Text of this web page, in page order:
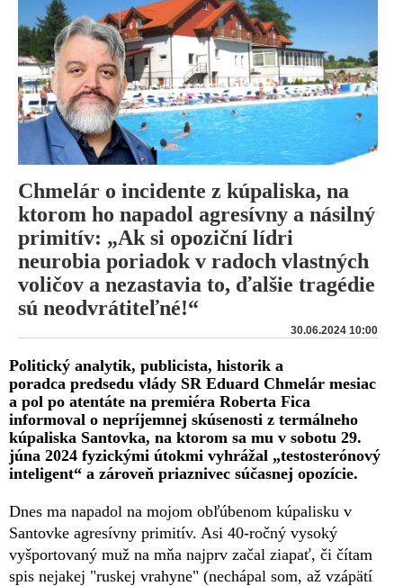
Chmelár o incidente z kúpaliska, na
ktorom ho napadol agresívny a násilný
primitív: „Ak si opoziční lídri
neurobia poriadok v radoch vlastných
voličov a nezastavia to, ďalšie tragédie
sú neodvrátiteľné!“
30.06.2024 10:00
Politický analytik, publicista, historik a
poradca predsedu vlády SR Eduard Chmelár mesiac
a pol po atentáte na premiéra Roberta Fica
informoval o nepríjemnej skúsenosti z termálneho
kúpaliska Santovka, na ktorom sa mu v sobotu 29.
júna 2024 fyzickými útokmi vyhrážal „testosterónový
inteligent“ a zároveň priaznivec súčasnej opozície.
Dnes ma napadol na mojom obľúbenom kúpalisku v
Santovke agresívny primitív. Asi 40-ročný vysoký
vyšportovaný muž na mňa najprv začal ziapať, či čítam
spis nejakej "ruskej vrahyne" (nechápal som, až vzápätí